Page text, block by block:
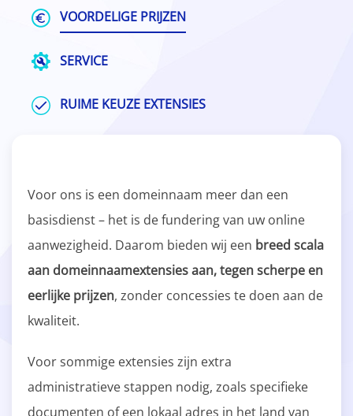
VOORDELIGE PRIJZEN
SERVICE
RUIME KEUZE EXTENSIES
Voor ons is een domeinnaam meer dan een
basisdienst – het is de fundering van uw online
aanwezigheid. Daarom bieden wij een breed scala
aan domeinnaamextensies aan, tegen scherpe en
eerlijke prijzen, zonder concessies te doen aan de
kwaliteit.
Voor sommige extensies zijn extra
administratieve stappen nodig, zoals specifieke
documenten of een lokaal adres in het land van